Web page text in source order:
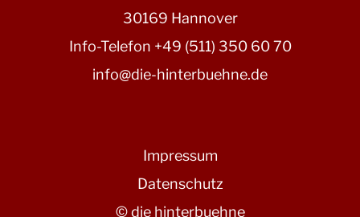
30169 Hannover
Info-Telefon +49 (511) 350 60 70
info@die-hinterbuehne.de
Impressum
Datenschutz
© die hinterbuehne